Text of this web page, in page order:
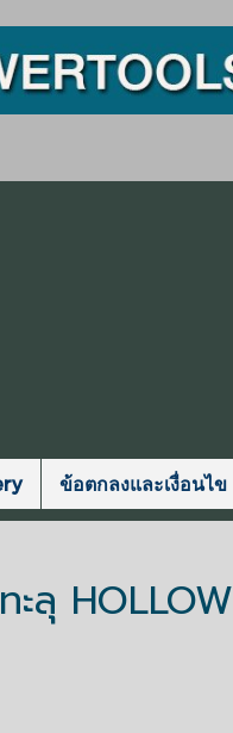
ข้อตกลงและเงื่อนไข
ลุ HOLLOW